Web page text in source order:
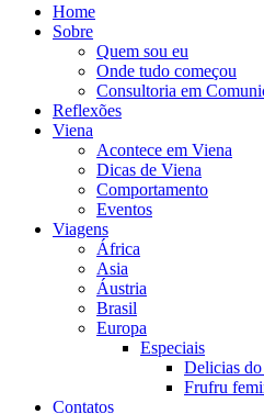
Home
Sobre
Quem sou eu
Onde tudo começou
Consultoria em
Reflexões
Viena
Acontece em Viena
Dicas de Viena
Comportamento
Eventos
Viagens
África
Asia
Áustria
Brasil
Europa
Especiais
Delicias
Frufru
Contatos